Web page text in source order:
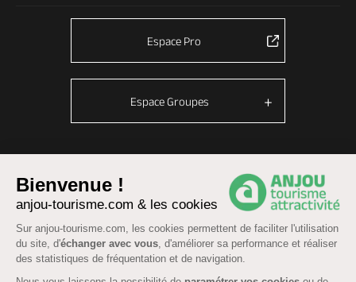
Bienvenue !
anjou-tourisme.com & les cookies
Sur anjou-tourisme.com, les cookies permettent de faciliter l'utilisation
du site, d'échanger avec vous, d'améliorer sa performance et réaliser
des statistiques de fréquentation et de navigation.
Espace Pro
Espace Groupes
Fonctionnement du site
Mentions légales - Données personnelles- Cookies